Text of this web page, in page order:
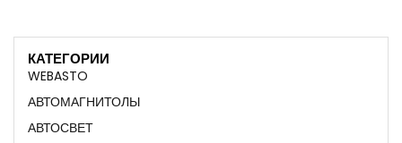
КАТЕГОРИИ
WEBASTO
АВТОМАГНИТОЛЫ
АВТОСВЕТ